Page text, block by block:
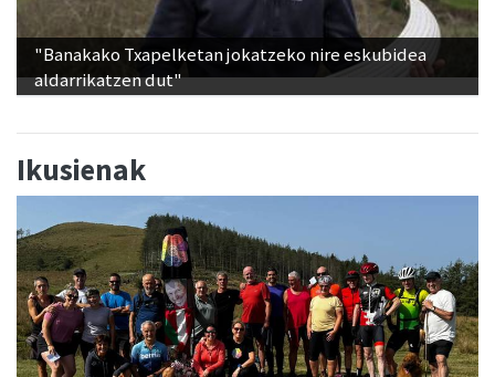
"Banakako Txapelketan jokatzeko nire eskubidea
aldarrikatzen dut"
Ikusienak